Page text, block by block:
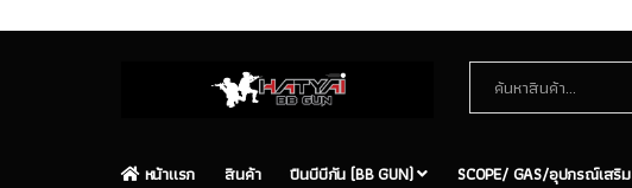
หน้าเเรก สินค้า ปืนบีบีกัน (BB GUN) SCOPE/ GAS/อุปกรณ์เสริม